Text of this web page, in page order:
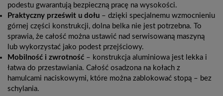
podestu gwarantują bezpieczną pracę na wysokości.
Praktyczny prześwit u dołu – dzięki specjalnemu wzmocnieniu
górnej części konstrukcji, dolna belka nie jest potrzebna. To
sprawia, że całość można ustawić nad serwisowaną maszyną
lub wykorzystać jako podest przejściowy.
Mobilność i zwrotność – konstrukcja aluminiowa jest lekka i
łatwa do przestawiania. Całość osadzona na kołach z
hamulcami naciskowymi, które można zablokować stopą – bez
schylania.